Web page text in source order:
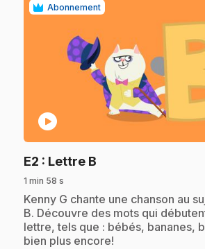
Abonnement
play_circle
E2 : Lettre B
1 min 58 s
.Kenny G chante une chanson au
B. Découvre des mots qui
lettre, tels que : bébés, bananes,
bien plus encore!